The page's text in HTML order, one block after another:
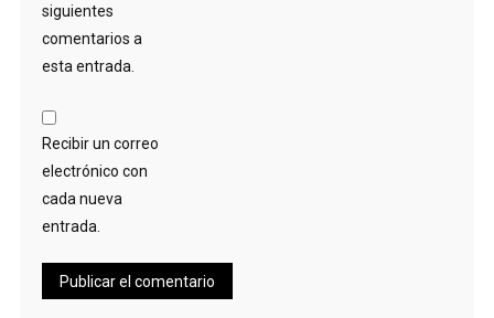
siguientes
comentarios a
esta entrada.
Recibir un correo
electrónico con
cada nueva
entrada.